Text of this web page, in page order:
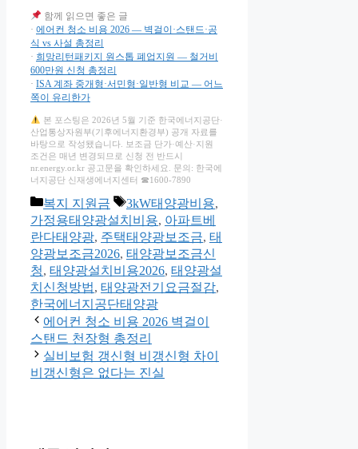
함께 읽으면 좋은 글
· 에어컨 청소 비용 2026 — 벽걸이·스탠드·공
식 vs 사설 총정리
· 희망리턴패키지 원스톱 폐업지원 — 철거비
600만원 신청 총정리
· ISA 계좌 중개형·서민형·일반형 비교 — 어느
쪽이 유리한가
본 포스팅은 2026년 5월 기준 한국에너지공단·
산업통상자원부(기후에너지환경부) 공개 자료를
바탕으로 작성됐습니다. 보조금 단가·예산·지원
조건은 매년 변경되므로 신청 전 반드시
nr.energy.or.kr 공고문을 확인하세요. 문의: 한국에
너지공단 신재생에너지센터 ☎1600-7890
카
테
고
리
복지 지원금
태
그
3kW태양광비용,
가정용태양광설치비용, 아파트베
란다태양광, 주택태양광보조금, 태
양광보조금2026, 태양광보조금신
청, 태양광설치비용2026, 태양광설
치신청방법, 태양광전기요금절감,
한국에너지공단태양광
에어컨 청소 비용 2026 벽걸이
스탠드 천장형 총정리
실비보험 갱신형 비갱신형 차이
비갱신형은 없다는 진실